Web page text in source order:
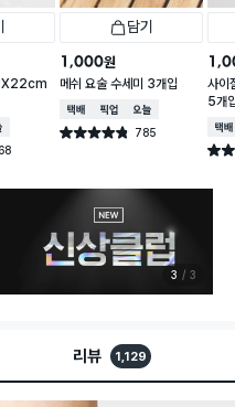
송
성
담기
1,000원
메쉬 요술 수세미 3개입
택배배송매장픽업오늘배송
별점 4.8점 785
건 작성
사이
5개
택배
별점
3 3
리뷰 1,129